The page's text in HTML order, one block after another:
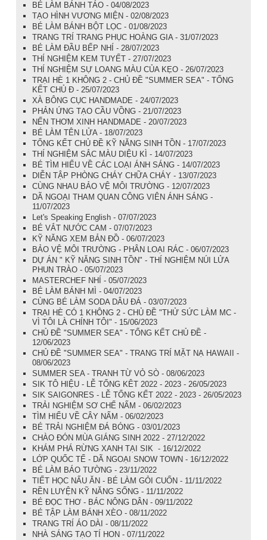
BÉ LÀM BÁNH TÁO - 04/08/2023
TẠO HÌNH VƯƠNG MIỆN - 02/08/2023
BÉ LÀM BÁNH BỘT LỌC - 01/08/2023
TRANG TRÍ TRANG PHỤC HOÀNG GIA - 31/07/2023
BÉ LÀM ĐẦU BẾP NHÍ - 28/07/2023
THÍ NGHIỆM KEM TUYẾT - 27/07/2023
THÍ NGHIỆM SỰ LOANG MÀU CỦA KẸO - 26/07/2023
TRẠI HÈ 1 KHÔNG 2 - CHỦ ĐỀ "SUMMER SEA" - TỔNG
KẾT CHỦ Đ - 25/07/2023
XÀ BÔNG CỤC HANDMADE - 24/07/2023
PHẢN ỨNG TẠO CẦU VỒNG - 21/07/2023
NẾN THƠM XINH HANDMADE - 20/07/2023
BÉ LÀM TÊN LỬA - 18/07/2023
TỔNG KẾT CHỦ ĐỀ KỸ NĂNG SINH TỒN - 17/07/2023
THÍ NGHIỆM SẮC MÀU DIỆU KÌ - 14/07/2023
BÉ TÌM HIỂU VỀ CÁC LOẠI ÁNH SÁNG - 14/07/2023
DIỄN TẬP PHÒNG CHÁY CHỮA CHÁY - 13/07/2023
CÙNG NHAU BẢO VỆ MÔI TRƯỜNG - 12/07/2023
DÃ NGOẠI THAM QUAN CÔNG VIÊN ÁNH SÁNG -
11/07/2023
Let's Speaking English - 07/07/2023
BÉ VẮT NƯỚC CAM - 07/07/2023
KỸ NĂNG XEM BẢN ĐỒ - 06/07/2023
BẢO VỆ MÔI TRƯỜNG - PHÂN LOẠI RÁC - 06/07/2023
DỰ ÁN " KỸ NĂNG SINH TỒN" - THÍ NGHIỆM NÚI LỬA
PHUN TRÀO - 05/07/2023
MASTERCHEF NHÍ - 05/07/2023
BÉ LÀM BÁNH MÌ - 04/07/2023
CÙNG BÉ LÀM SODA DÂU ĐÁ - 03/07/2023
TRẠI HÈ CÓ 1 KHÔNG 2 - CHỦ ĐỀ "THỬ SỨC LÀM MC -
VÌ TÔI LÀ CHÍNH TÔI" - 15/06/2023
CHỦ ĐỀ "SUMMER SEA" - TỔNG KẾT CHỦ ĐỀ -
12/06/2023
CHỦ ĐỀ "SUMMER SEA" - TRANG TRÍ MẶT NẠ HAWAII -
08/06/2023
SUMMER SEA - TRANH TỪ VỎ SÒ - 08/06/2023
SIK TÔ HIỆU - LỄ TỔNG KÊT 2022 - 2023 - 26/05/2023
SIK SAIGONRES - LỄ TỔNG KẾT 2022 - 2023 - 26/05/2023
TRẢI NGHIỆM SƠ CHẾ NẤM - 06/02/2023
TÌM HIỂU VỀ CÂY NẤM - 06/02/2023
BÉ TRẢI NGHIỆM ĐÁ BÓNG - 03/01/2023
CHÀO ĐÓN MÙA GIÁNG SINH 2022 - 27/12/2022
KHÁM PHÁ RỪNG XANH TẠI SIK - 16/12/2022
LỚP QUỐC TẾ - DÃ NGOẠI SNOW TOWN - 16/12/2022
BÉ LÀM BÁO TƯỜNG - 23/11/2022
TIẾT HỌC NẤU ĂN - BÉ LÀM GỎI CUỐN - 11/11/2022
RỀN LUYỆN KỸ NĂNG SỐNG - 11/11/2022
BÉ ĐỌC THƠ - BÁC NÔNG DÂN - 09/11/2022
BÉ TẬP LÀM BÁNH XÈO - 08/11/2022
TRANG TRÍ ÁO DÀI - 08/11/2022
NHÀ SÁNG TẠO TÍ HON - 07/11/2022